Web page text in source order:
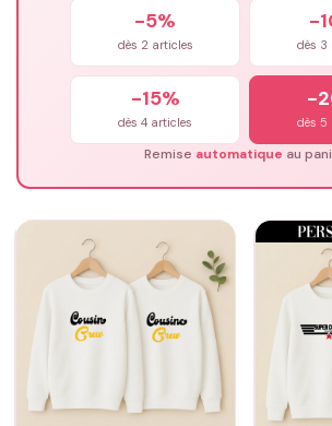
-5%
dès 2 articles
-
dès 3
-15%
dès 4 articles
-
dès 5
Remise automatique au